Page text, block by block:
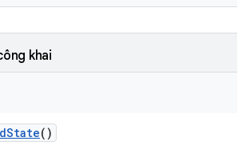
khai
State()